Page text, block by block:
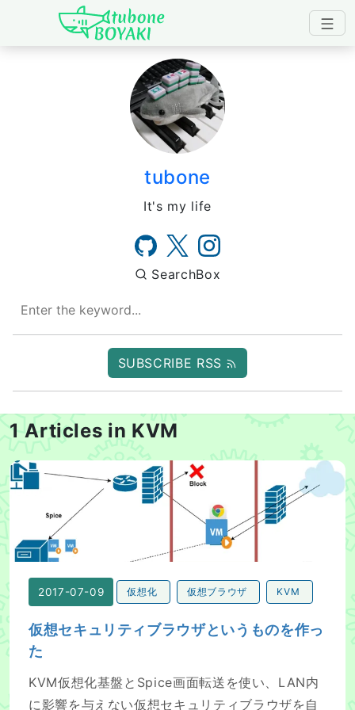
Japanese IT Developer's
tubone
It's my life
SearchBox
SUBSCRIBE RSS
1 Articles in KVM
仮想セキュリティブラウザというものを作った
2017-07-09 仮想化 仮想ブラウザ KVM
仮想セキュリティブラウザというものを作っ
た
KVM仮想化基盤とSpice画面転送を使い、LAN内
に影響を与えない仮想セキュリティブラウザを自